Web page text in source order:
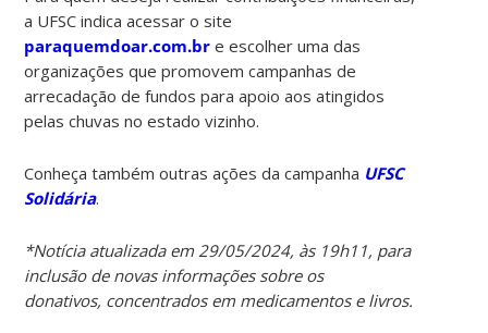
a UFSC indica acessar o site
paraquemdoar.com.br e escolher uma das
organizações que promovem campanhas de
arrecadação de fundos para apoio aos atingidos
pelas chuvas no estado vizinho.
Conheça também outras ações da campanha UFSC
Solidária.
*Notícia atualizada em 29/05/2024, às 19h11, para
inclusão de novas informações sobre os
donativos, concentrados em medicamentos e livros.